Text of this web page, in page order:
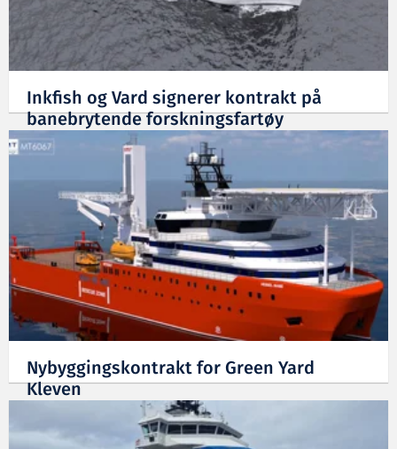
Inkfish og Vard signerer kontrakt på
banebrytende forskningsfartøy
11.07.2025
Nybyggingskontrakt for Green Yard
Kleven